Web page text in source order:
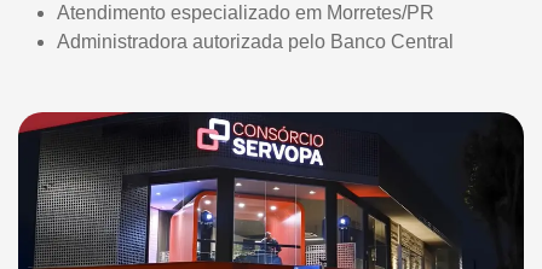
Atendimento especializado em Morretes/PR
Administradora autorizada pelo Banco Central